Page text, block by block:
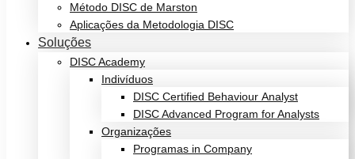
Método DISC de Marston
Aplicações da Metodologia DISC
Soluções
DISC Academy
Indivíduos
DISC Certified Behaviour Analyst
DISC Advanced Program for Analysts
Organizações
Programas in Company